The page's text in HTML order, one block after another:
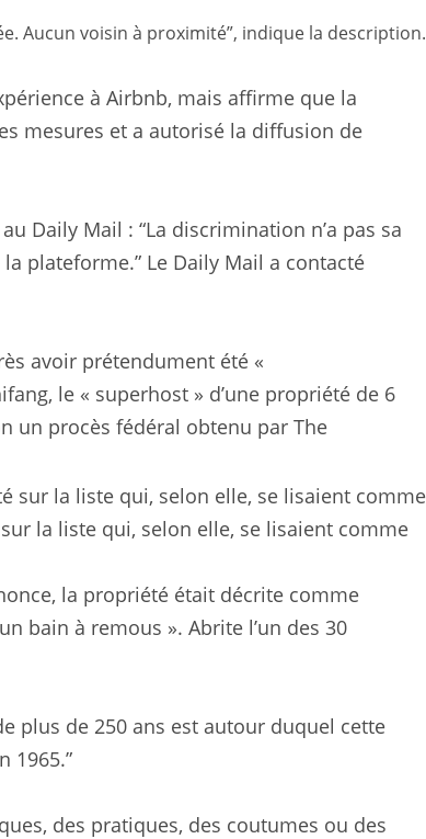
Aucun voisin à proximité”, indique la description.
à Airbnb, mais affirme que la
mesures et a autorisé la diffusion de
Daily Mail : “La discrimination n’a pas sa
plateforme.” Le Daily Mail a contacté
avoir prétendument été «
le « superhost » d’une propriété de 6
un procès fédéral obtenu par The
la liste qui, selon elle, se lisaient comme
la propriété était décrite comme
bain à remous ». Abrite l’un des 30
plus de 250 ans est autour duquel cette
1965.”
des pratiques, des coutumes ou des